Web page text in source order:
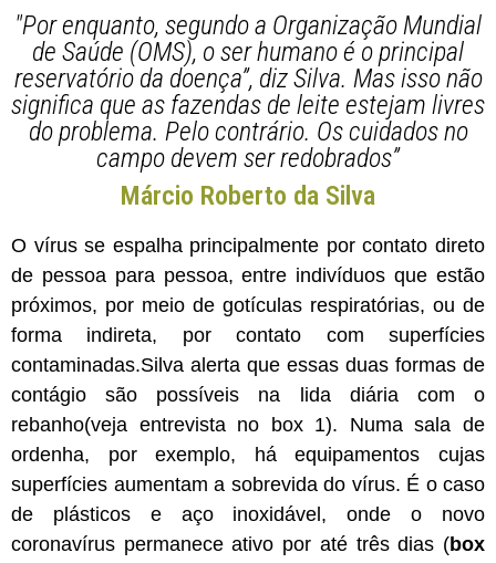
"Por enquanto, segundo a Organização Mundial
de Saúde (OMS), o ser humano é o principal
reservatório da doença”, diz Silva. Mas isso não
significa que as fazendas de leite estejam livres
do problema. Pelo contrário. Os cuidados no
campo devem ser redobrados”
Márcio Roberto da Silva
O vírus se espalha principalmente por contato direto
de pessoa para pessoa, entre indivíduos que estão
próximos, por meio de gotículas respiratórias, ou de
forma indireta, por contato com superfícies
contaminadas.Silva alerta que essas duas formas de
contágio são possíveis na lida diária com o
rebanho(veja entrevista no box 1). Numa sala de
ordenha, por exemplo, há equipamentos cujas
superfícies aumentam a sobrevida do vírus. É o caso
de plásticos e aço inoxidável, onde o novo
coronavírus permanece ativo por até três dias (box